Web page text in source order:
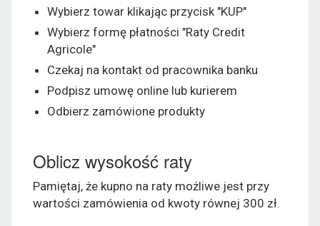
Wybierz towar klikając przycisk "KUP"
Wybierz formę płatności "Raty Credit
Agricole"
Czekaj na kontakt od pracownika banku
Podpisz umowę online lub kurierem
Odbierz zamówione produkty
Oblicz wysokość raty
Pamiętaj, że kupno na raty możliwe jest przy
wartości zamówienia od kwoty równej 300 zł.